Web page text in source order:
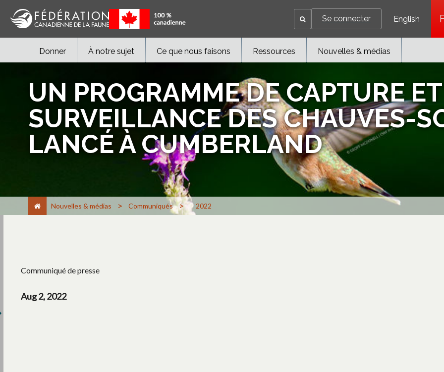
Se connecter English
Donner À notre sujet Ce que nous faisons Ressources Nouvelles & médias
UN PROGRAMME DE CAPTURE
SURVEILLANCE DES CHAUVES-
LANCÉ À CUMBERLAND
Nouvelles & médias > Communiqués > 2022
Communiqué de presse
Aug 2, 2022